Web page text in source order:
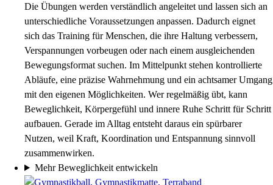
Die Übungen werden verständlich angeleitet und lassen sich an
unterschiedliche Voraussetzungen anpassen. Dadurch eignet
sich das Training für Menschen, die ihre Haltung verbessern,
Verspannungen vorbeugen oder nach einem ausgleichenden
Bewegungsformat suchen. Im Mittelpunkt stehen kontrollierte
Abläufe, eine präzise Wahrnehmung und ein achtsamer Umgang
mit den eigenen Möglichkeiten. Wer regelmäßig übt, kann
Beweglichkeit, Körpergefühl und innere Ruhe Schritt für Schritt
aufbauen. Gerade im Alltag entsteht daraus ein spürbarer
Nutzen, weil Kraft, Koordination und Entspannung sinnvoll
zusammenwirken.
Mehr Beweglichkeit entwickeln